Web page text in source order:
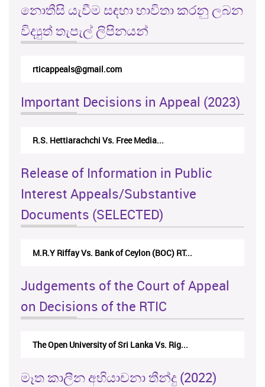
නොතීසි යැවීම සඳහා භාවිතා කරනු ලබන
විද්‍යුත් තැපැල් ලිපිනයන්
rticappeals@gmail.com
Important Decisions in Appeal (2023)
Centre for Society and Religion V...
Release of Information in Public
Interest Appeals/Substantive
Documents (SELECTED)
Nirmala Kannangara Vs.Lanka Building Ma...
Judgements of the Court of Appeal
on Decisions of the RTIC
The Monetary Board of CBSL-vs-Verite Res...
මෑත කාලීන අභියාචනා තීන්දු (2022)